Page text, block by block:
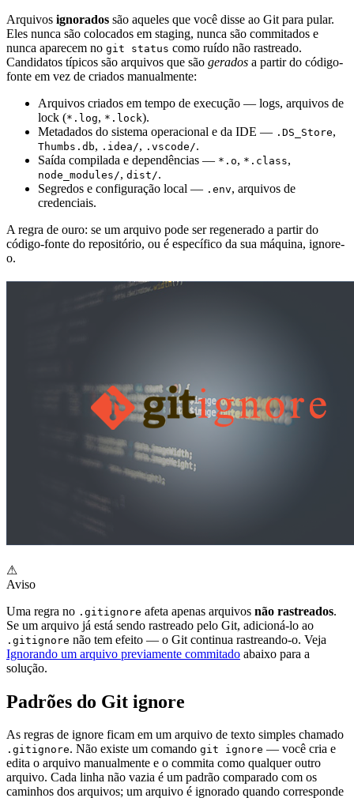
Arquivos ignorados são aqueles que você disse ao Git para pular.
Eles nunca são colocados em staging, nunca são commitados e
nunca aparecem no git status como ruído não rastreado.
Candidatos típicos são arquivos que são gerados a partir do código-
fonte em vez de criados manualmente:
Arquivos criados em tempo de execução — logs, arquivos de
lock (*.log, *.lock).
Metadados do sistema operacional e da IDE — .DS_Store,
Thumbs.db, .idea/, .vscode/.
Saída compilada e dependências — *.o, *.class,
node_modules/, dist/.
Segredos e configuração local — .env, arquivos de
credenciais.
A regra de ouro: se um arquivo pode ser regenerado a partir do
código-fonte do repositório, ou é específico da sua máquina, ignore-
o.
⚠
Aviso
Uma regra no .gitignore afeta apenas arquivos não rastreados.
Se um arquivo já está sendo rastreado pelo Git, adicioná-lo ao
.gitignore não tem efeito — o Git continua rastreando-o. Veja
Ignorando um arquivo previamente commitado abaixo para a
solução.
Padrões do Git ignore
As regras de ignore ficam em um arquivo de texto simples chamado
.gitignore. Não existe um comando git ignore — você cria e
edita o arquivo manualmente e o commita como qualquer outro
arquivo. Cada linha não vazia é um padrão comparado com os
caminhos dos arquivos; um arquivo é ignorado quando corresponde